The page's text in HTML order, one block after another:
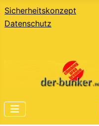
Sicherheitskonzept
Datenschutz